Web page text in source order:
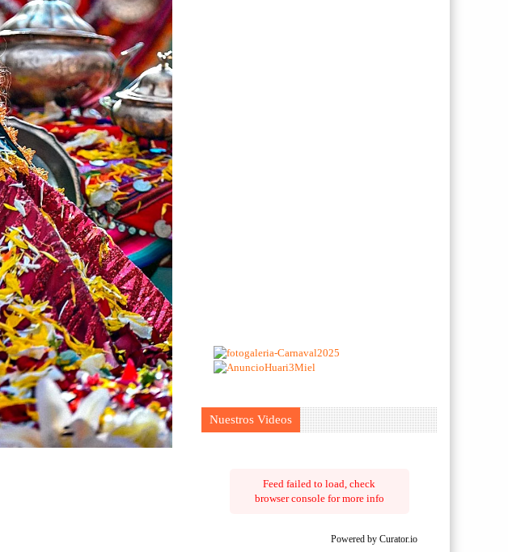
Nuestros Videos
Feed failed to load, check
browser console for more info
Powered by Curator.io